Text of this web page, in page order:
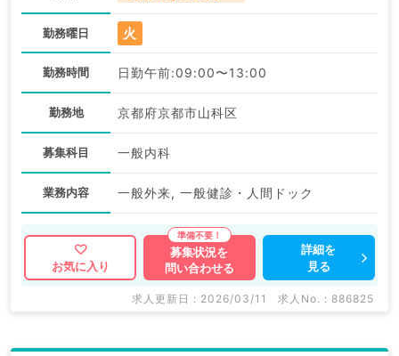
勤務曜日 火
勤務時間 日勤午前:09:00〜13:00
勤務地 京都府京都市山科区
募集科目 一般内科
業務内容 一般外来, 一般健診・人間ドック
お気に入り
募集状況を
問い合わせる
詳細を
見る
求人更新日 : 2026/03/11 求人No. : 886825